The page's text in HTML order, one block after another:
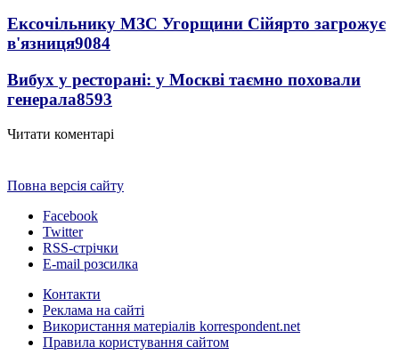
Ексочільнику МЗС Угорщини Сійярто загрожує
в'язниця9084
Вибух у ресторані: у Москві таємно поховали
генерала8593
Читати коментарі
Повна версія сайту
Facebook
Twitter
RSS-стрічки
E-mail розсилка
Контакти
Реклама на сайті
Використання матеріалів korrespondent.net
Правила користування сайтом